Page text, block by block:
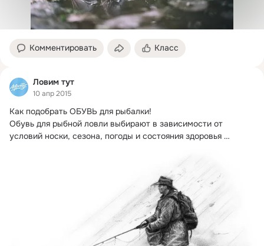
Комментировать Класс
Ловим тут
10 апр 2015
Как подобрать ОБУВЬ для рыбалки!
Обувь для рыбной ловли выбирают в зависимости от
условий носки, сезона, погоды и состояния здоровья